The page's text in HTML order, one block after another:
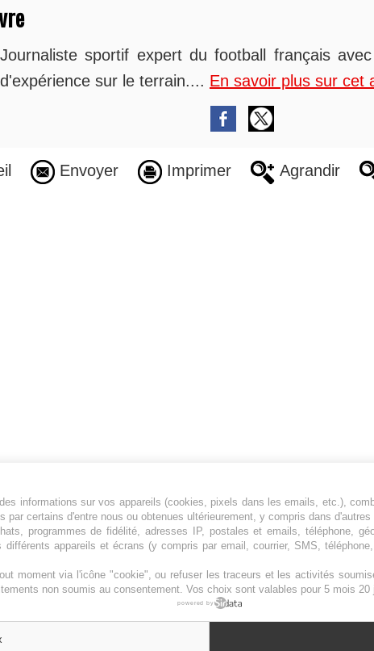
Journaliste sportif expert du football français
d'expérience sur le terrain.... En savoir plus sur cet
Envoyer Imprimer Agrandir
Jeunesfooteux est un média sportif qui traite
principalement de l'actualité de la Ligue 1 et
des grosses actualités de la Ligue 2 et du
Plan du site | Syndication |Powered by WM
informations sur vos appareils (cookies, pixels dans les emails, etc.),
certains d'entre nous ou obtenues ultérieurement, y compris dans
programmes de fidélité, adresses IP, postales et emails, téléphone,
appareils et écrans (y compris par email, courrier, SMS,
moment via l'icône "cookie", ou refuser les traceurs et les activités
non soumis au consentement. Vos choix sont valables pour 5 mois 20
powered by